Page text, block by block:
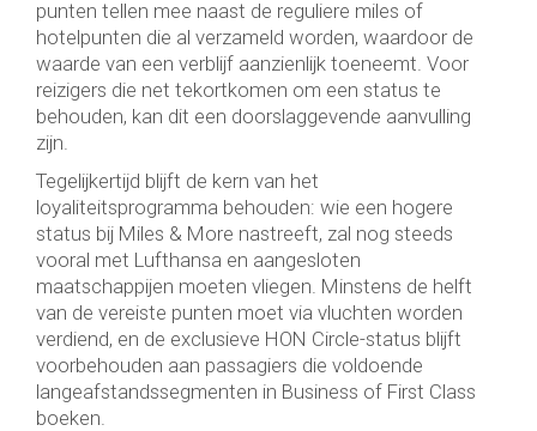
punten tellen mee naast de reguliere miles of
hotelpunten die al verzameld worden, waardoor de
waarde van een verblijf aanzienlijk toeneemt. Voor
reizigers die net tekortkomen om een status te
behouden, kan dit een doorslaggevende aanvulling
zijn.
Tegelijkertijd blijft de kern van het
loyaliteitsprogramma behouden: wie een hogere
status bij Miles & More nastreeft, zal nog steeds
vooral met Lufthansa en aangesloten
maatschappijen moeten vliegen. Minstens de helft
van de vereiste punten moet via vluchten worden
verdiend, en de exclusieve HON Circle-status blijft
voorbehouden aan passagiers die voldoende
langeafstandssegmenten in Business of First Class
boeken.